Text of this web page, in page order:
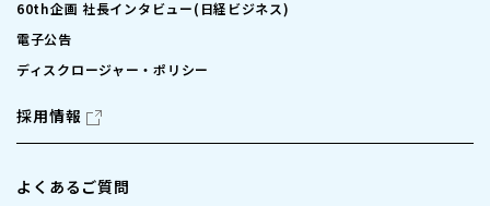
60th企画 社長インタビュー(日経ビジネス)
電子公告
ディスクロージャー・ポリシー
採用情報
よくあるご質問